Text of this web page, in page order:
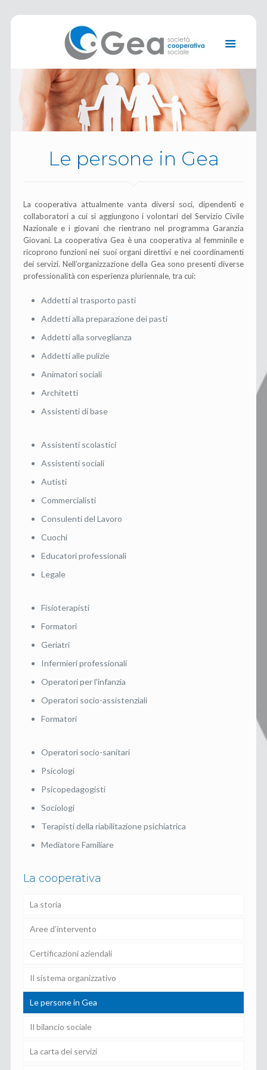
Le persone in Gea
La cooperativa attualmente vanta diversi soci, dipendenti e
collaboratori a cui si aggiungono i volontari del Servizio Civile
Nazionale e i giovani che rientrano nel programma Garanzia
Giovani. La cooperativa Gea è una cooperativa al femminile e
ricoprono funzioni nei suoi organi direttivi e nei coordinamenti
dei servizi. Nell’organizzazione della Gea sono presenti diverse
professionalità con esperienza pluriennale, tra cui:
Addetti al trasporto pasti
Addetti alla preparazione dei pasti
Addetti alla sorveglianza
Addetti alle pulizie
Animatori sociali
Architetti
Assistenti di base
Assistenti scolastici
Assistenti sociali
Autisti
Commercialisti
Consulenti del Lavoro
Cuochi
Educatori professionali
Legale
Fisioterapisti
Formatori
Geriatri
Infermieri professionali
Operatori per l'infanzia
Operatori socio-assistenziali
Formatori
Operatori socio-sanitari
Psicologi
Psicopedagogisti
Sociologi
Terapisti della riabilitazione psichiatrica
Mediatore Familiare
La cooperativa
La storia
Aree d’intervento
Certificazioni aziendali
Il sistema organizzativo
Le persone in Gea
Il bilancio sociale
La carta dei servizi